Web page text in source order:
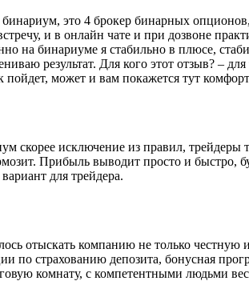
это 4 брокер бинарных
и в онлайн чате и при дозвоне
на бинариуме я стабильно в плюсе,
результат. Для кого этот отзыв? –
может и вам покажется тут
скорее исключение из правил, трейдеры
Прибыль выводит просто и
для трейдера.
отыскать компанию не только
страхованию депозита, бонусная
комнату, с компетентными людьми